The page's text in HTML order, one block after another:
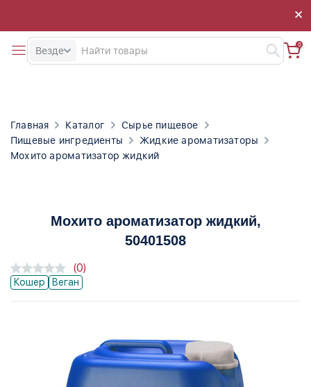
×
×
Везде
0
Главная Каталог
Сырье пищевое
Пищевые ингредиенты
Жидкие ароматизаторы
Мохито ароматизатор жидкий
Мохито ароматизатор жидкий,
50401508
Кошер Веган
(0)